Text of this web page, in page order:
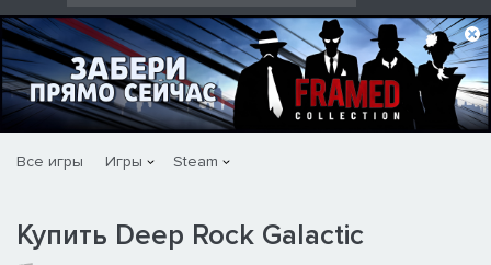
Все игры Игры Steam
Купить Deep Rock Galactic